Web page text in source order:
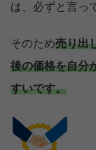
は、必ずと言っ
そのため売り出
後の価格を自分
すいです。